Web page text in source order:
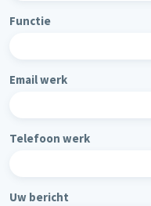
Functie
Email werk
Telefoon werk
Uw bericht